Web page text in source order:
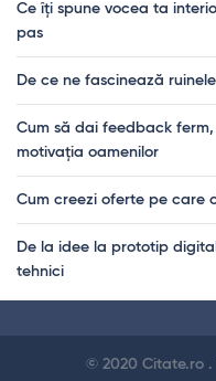
Ce îți spune vocea ta
pas
De ce ne fascinează
Cum să dai feedback
motivația oamenilor
Cum creezi oferte pe care
De la idee la prototip
tehnici
© 2020 Citate.ro